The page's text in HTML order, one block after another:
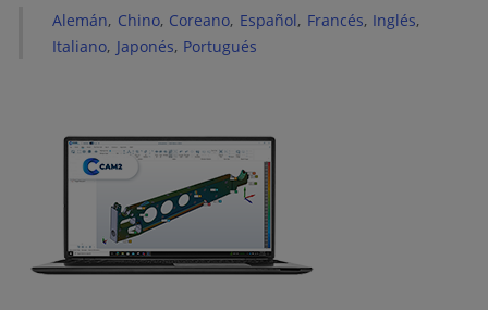
Instalación
InTouch/CAM2
Programa
Experiencia
Alemán Chino Coreano Español Francés Inglés
Italiano Japonés Portugués